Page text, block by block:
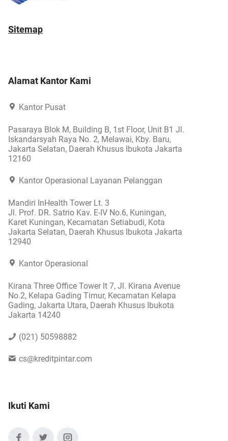
Sitemap
Alamat Kantor Kami
Kantor Pusat
Pasaraya Blok M, Building B, 1st Floor, Unit B1 Jl.
Iskandarsyah Raya No. 2, Melawai, Kby. Baru,
Jakarta Selatan, Daerah Khusus Ibukota Jakarta
12160
Kantor Operasional Layanan Pelanggan
Mandiri InHealth Tower Lt. 3
Jl. Prof. DR. Satrio Kav. E-IV No.6, Kuningan,
Karet Kuningan, Kecamatan Setiabudi, Kota
Jakarta Selatan, Daerah Khusus Ibukota Jakarta
12940
Kantor Operasional
Kirana Three Office Tower lt 7, Jl. Kirana Avenue
No.2, Kelapa Gading Timur, Kecamatan Kelapa
Gading, Jakarta Utara, Daerah Khusus Ibukota
Jakarta 14240
(021) 50598882
cs@kreditpintar.com
Ikuti Kami